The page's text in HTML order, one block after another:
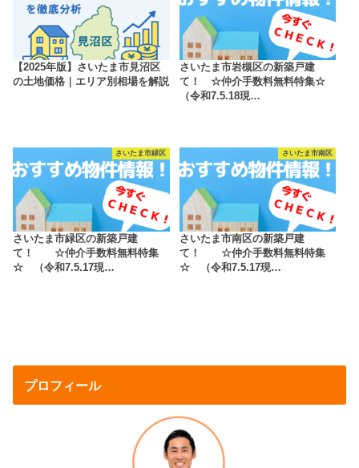
【2025年版】さいたま市見沼区
の土地価格｜エリア別相場を解説
さいたま市岩槻区の新築戸建
て！ ☆仲介手数料無料特集☆
（令和7.5.18現…
さいたま市緑区
さいたま市緑区の新築戸建
て！ ☆仲介手数料無料特集
☆ （令和7.5.17現…
さいたま市南区
さいたま市南区の新築戸建
て！ ☆仲介手数料無料特集
☆ （令和7.5.17現…
プロフィール